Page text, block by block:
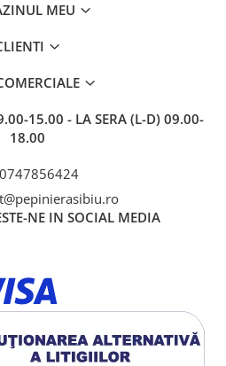
MEU
15.00 - LA SERA (L-D) 09.00-
18.00
0747856424
NE IN SOCIAL MEDIA